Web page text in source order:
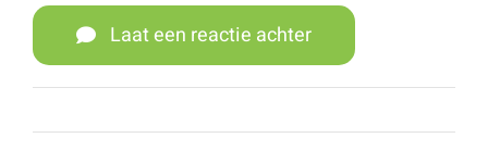
Laat een reactie achter